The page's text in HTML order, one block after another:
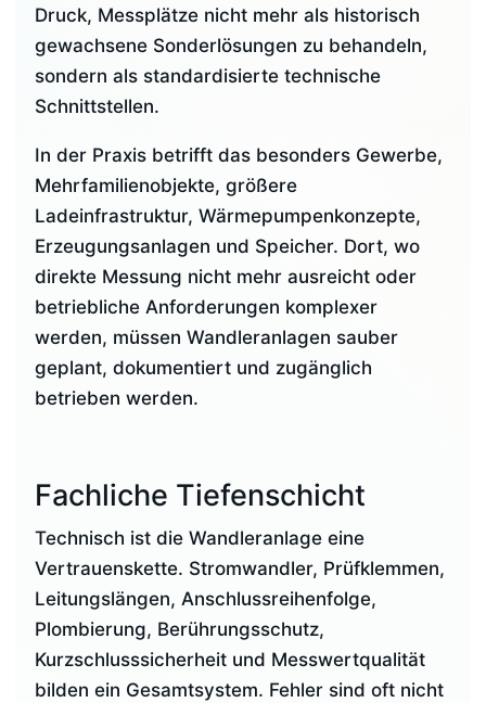
Druck, Messplätze nicht mehr als historisch
gewachsene Sonderlösungen zu behandeln,
sondern als standardisierte technische
Schnittstellen.
In der Praxis betrifft das besonders Gewerbe,
Mehrfamilienobjekte, größere
Ladeinfrastruktur, Wärmepumpenkonzepte,
Erzeugungsanlagen und Speicher. Dort, wo
direkte Messung nicht mehr ausreicht oder
betriebliche Anforderungen komplexer
werden, müssen Wandleranlagen sauber
geplant, dokumentiert und zugänglich
betrieben werden.
Fachliche Tiefenschicht
Technisch ist die Wandleranlage eine
Vertrauenskette. Stromwandler, Prüfklemmen,
Leitungslängen, Anschlussreihenfolge,
Plombierung, Berührungsschutz,
Kurzschlusssicherheit und Messwertqualität
bilden ein Gesamtsystem. Fehler sind oft nicht